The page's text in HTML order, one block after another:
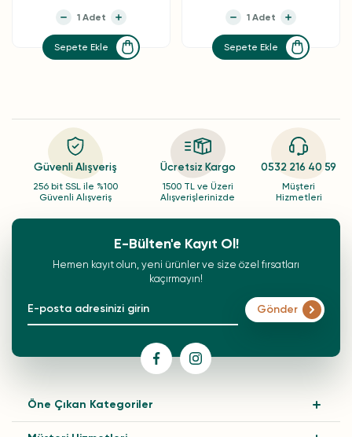
Sepete Ekle Sepete Ekle
Güvenli Alışveriş
256 bit SSL ile %100
Güvenli Alışveriş
Ücretsiz Kargo
1500 TL ve Üzeri
Alışverişlerinizde
0532 216 40 59
Müşteri
Hizmetleri
E-Bülten'e Kayıt Ol!
Hemen kayıt olun, yeni ürünler ve size özel fırsatları
kaçırmayın!
Gönder
Öne Çıkan Kategoriler